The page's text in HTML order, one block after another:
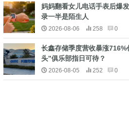
妈妈翻看女儿电话手表后爆
录一半是陌生人
2026-08-06 258 0
长鑫存储季度营收暴涨
头”俱乐部指日可待？
2026-08-05 252 0